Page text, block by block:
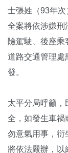
士張姓（93年次
全案將依涉嫌刑
險駕駛、後座
道路交通管理處
發。
太平分局呼籲，
全，如發生車禍
勿意氣用事，衍
將依法嚴辦，以